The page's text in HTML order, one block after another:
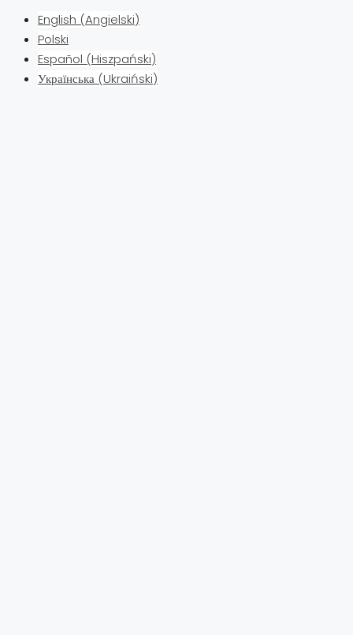
English (Angielski)
Polski
Español (Hiszpański)
Українська (Ukraiński)